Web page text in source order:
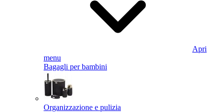
Apri
menu
Bagagli per bambini
Organizzazione e pulizia